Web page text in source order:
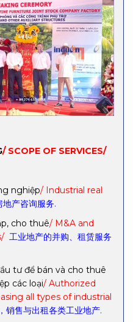
/ SCOPE OF SERVICES/
nghiệp/ Industrial real
地产咨询服务.
cho thuê/ M&A and
工业地产的并购、租赁服务
tư để bán và cho thuê
các loại/ Authorized
all types of industrial
销售与出租各类工业地产.